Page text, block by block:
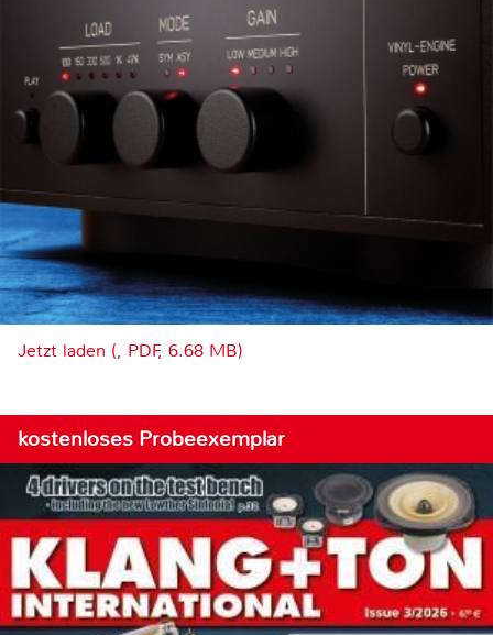
Jetzt laden (, PDF, 6.68 MB)
kostenloses Probeexemplar